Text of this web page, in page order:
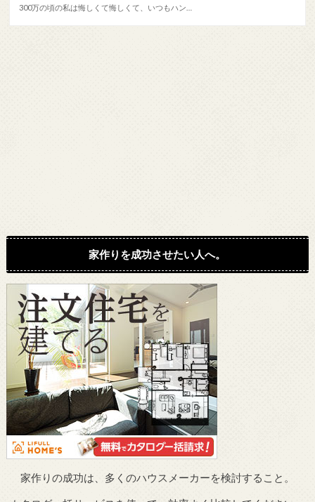
300万の頃の私は悔しくて悔しくて、いつもハン…
家作りを成功させたい人へ。
家作りの成功は、多くのハウスメーカーを検討すること。